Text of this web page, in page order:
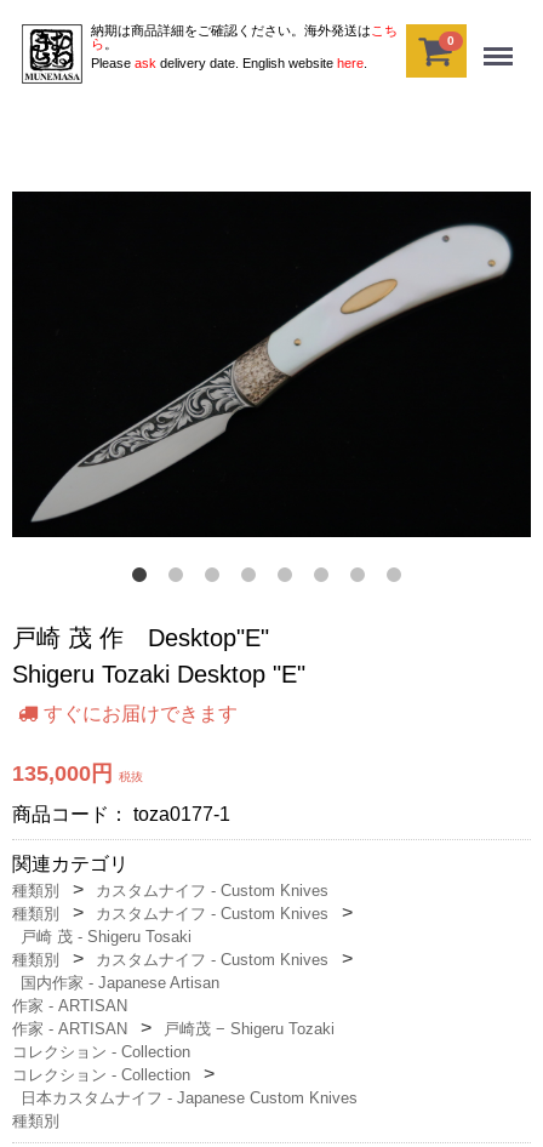
納期は商品詳細をご確認ください。海外発送は こち
ら 。
Please ask delivery date. English website here
0 Menu
戸崎 茂 作 Desktop"E"
Shigeru Tozaki Desktop "E"
すぐにお届けできます
135,000円 税抜
商品コード： toza0177-1
関連カテゴリ
種類別
カスタムナイフ - Custom Knives
種類別
カスタムナイフ - Custom Knives
戸崎 茂 - Shigeru Tosaki
種類別
カスタムナイフ - Custom Knives
国内作家 - Japanese Artisan
作家 - ARTISAN
作家 - ARTISAN
戸崎茂 − Shigeru Tozaki
コレクション - Collection
コレクション - Collection
日本カスタムナイフ - Japanese Custom Knives
種類別